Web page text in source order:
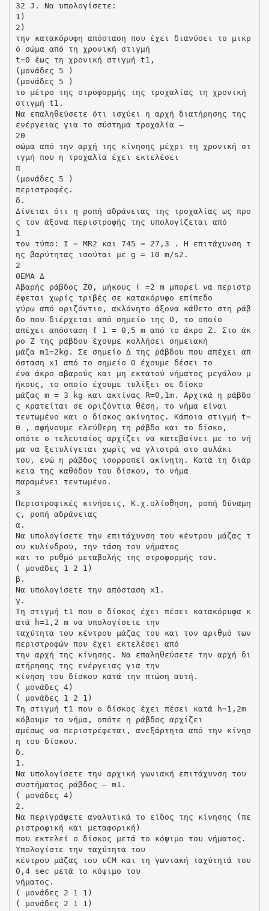
32 J. Να υπολογίσετε:
1)
2)
την κατακόρυφη απόσταση που έχει διανύσει το μικρ
ό σώμα από τη χρονική στιγμή
t=0 έως τη χρονική στιγμή t1,
(μονάδες 5 )
(μονάδες 5 )
το μέτρο της στροφορμής της τροχαλίας τη χρονική
στιγμή t1.
Να επαληθεύσετε ότι ισχύει η αρχή διατήρησης της
ενέργειας για το σύστημα τροχαλία –
20
σώμα από την αρχή της κίνησης μέχρι τη χρονική στ
ιγμή που η τροχαλία έχει εκτελέσει
π
(μονάδες 5 )
περιστροφές.
δ.
Δίνεται ότι η ροπή αδράνειας της τροχαλίας ως προ
ς τον άξονα περιστροφής της υπολογίζεται από
1
τον τύπο: I = MR2 και 745 ≃ 27,3 . Η επιτάχυνση τ
ης βαρύτητας ισούται με g = 10 m/s2.
2
ΘΕΜΑ Δ
Αβαρής ράβδος ΖΘ, μήκους ℓ =2 m μπορεί να περιστρ
έφεται χωρίς τριβές σε κατακόρυφο επίπεδο
γύρω από οριζόντιο, ακλόνητο άξονα κάθετο στη ράβ
δο που διέρχεται από σημείο της Ο, το οποίο
απέχει απόσταση ℓ 1 = 0,5 m από το άκρο Ζ. Στο άκ
ρο Ζ της ράβδου έχουμε κολλήσει σημειακή
μάζα m1=2kg. Σε σημείο Δ της ράβδου που απέχει απ
όσταση x1 από το σημείο Ο έχουμε δέσει το
ένα άκρο αβαρούς και μη εκτατού νήματος μεγάλου μ
ήκους, το οποίο έχουμε τυλίξει σε δίσκο
μάζας m = 3 kg και ακτίνας R=0,1m. Αρχικά η ράβδο
ς κρατείται σε οριζόντια θέση, το νήμα είναι
τεντωμένο και ο δίσκος ακίνητος. Κάποια στιγμή t=
0 , αφήνουμε ελεύθερη τη ράβδο και το δίσκο,
οπότε ο τελευταίος αρχίζει να κατεβαίνει με το νή
μα να ξετυλίγεται χωρίς να γλιστρά στο αυλάκι
του, ενώ η ράβδος ισορροπεί ακίνητη. Κατά τη διάρ
κεια της καθόδου του δίσκου, το νήμα
παραμένει τεντωμένο.
3
Περιστροφικές κινήσεις, Κ.χ.ολίσθηση, ροπή δύναμη
ς, ροπή αδράνειας
α.
Να υπολογίσετε την επιτάχυνση του κέντρου μάζας τ
ου κυλίνδρου, την τάση του νήματος
και το ρυθμό μεταβολής της στροφορμής του.
( μονάδες 1 2 1)
β.
Να υπολογίσετε την απόσταση x1.
γ.
Τη στιγμή t1 που ο δίσκος έχει πέσει κατακόρυφα κ
ατά h=1,2 m να υπολογίσετε την
ταχύτητα του κέντρου μάζας του και τον αριθμό των
περιστροφών που έχει εκτελέσει από
την αρχή της κίνησης. Να επαληθεύσετε την αρχή δι
ατήρησης της ενέργειας για την
κίνηση του δίσκου κατά την πτώση αυτή.
( μονάδες 4)
( μονάδες 1 2 1)
Τη στιγμή t1 που ο δίσκος έχει πέσει κατά h=1,2m
κόβουμε το νήμα, οπότε η ράβδος αρχίζει
αμέσως να περιστρέφεται, ανεξάρτητα από την κίνησ
η του δίσκου.
δ.
1.
Να υπολογίσετε την αρχική γωνιακή επιτάχυνση του
συστήματος ράβδος – m1.
( μονάδες 4)
2.
Να περιγράψετε αναλυτικά το είδος της κίνησης (πε
ριστροφική και μεταφορική)
που εκτελεί ο δίσκος μετά το κόψιμο του νήματος.
Υπολογίστε την ταχύτητα του
κέντρου μάζας του υCM και τη γωνιακή ταχύτητά του
0,4 sec μετά το κόψιμο του
νήματος.
( μονάδες 2 1 1)
( μονάδες 2 1 1)